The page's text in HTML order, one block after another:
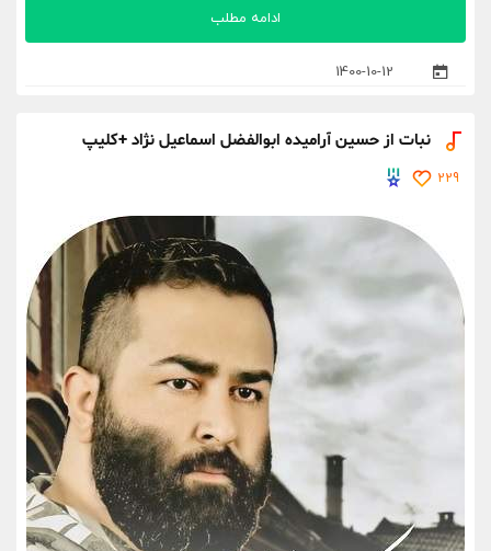
1400-10-12
ادامه مطلب
نبات از حسین آرامیده ابوالفضل اسماعیل نژاد +کلیپ
229